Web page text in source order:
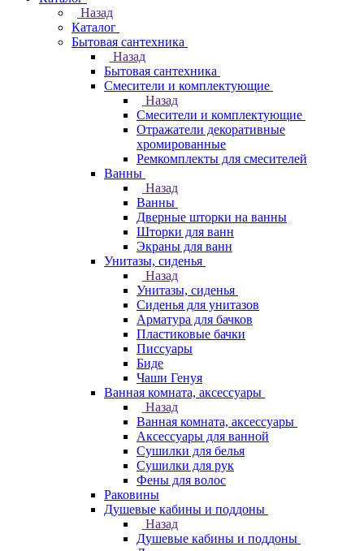
Назад
Каталог
Бытовая сантехника
Назад
Бытовая сантехника
Смесители и комплектующие
Назад
Смесители и комплектующие
Отражатели декоративные
хромированные
Ремкомплекты для смесителей
Ванны
Назад
Ванны
Дверные шторки на ванны
Шторки для ванн
Экраны для ванн
Унитазы, сиденья
Назад
Унитазы, сиденья
Сиденья для унитазов
Арматура для бачков
Пластиковые бачки
Писсуары
Биде
Чаши Генуя
Ванная комната, аксессуары
Назад
Ванная комната, аксессуары
Аксессуары для ванной
Сушилки для белья
Сушилки для рук
Фены для волос
Раковины
Душевые кабины и поддоны
Назад
Душевые кабины и поддоны